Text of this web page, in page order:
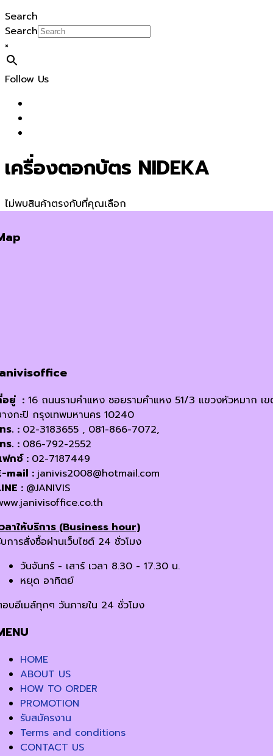
Search
Search
×
Follow Us
เครื่องตอกบัตร NIDEKA
ไม่พบสินค้าตรงกับที่คุณเลือก
อยู่ : 16 ถนนรามคำแหง ซอยรามคำแหง 51/3 แขวงหัวหมาก เ
งกะปิ กรุงเทพมหานคร 10240
ร. : 02-3183655 , 081-866-7072,
ร. : 086-792-2552
กซ์ : 02-7187449
mail : janivis2008@hotmail.com
: @JANIVIS
ลาให้บริการ (Business hour)
การสั่งซื้อผ่านเว็บไซต์ 24 ชั่วโมง
วันจันทร์ - เสาร์ เวลา 8.30 - 17.30 น.
หยุด อาทิตย์
บอีเมล์ทุกๆ วันภายใน 24 ชั่วโมง
HOME
ABOUT US
HOW TO ORDER
PROMOTION
รับสมัครงาน
Terms and conditions
CONTACT US